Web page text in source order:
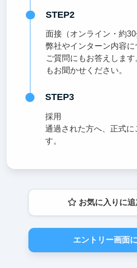
STEP2
面接（オンライン・約30
弊社やインターン内容に
ご質問にもお答えしま
もお聞かせください。
STEP3
採用
通過された方へ、正式に
す。
お気に入りに追
エントリー画面